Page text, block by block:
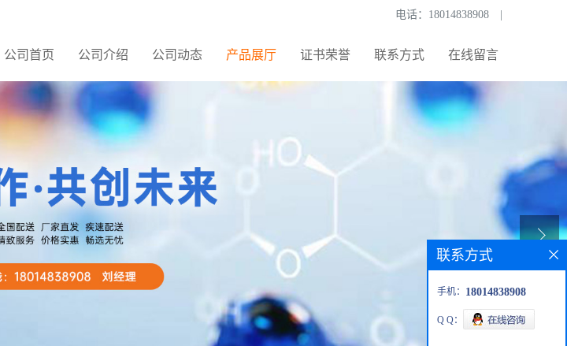
电话： 18014838908
公司首页 公司介绍 公司动态 产品展厅 证书荣誉 联系方式 在线留言
联系方式
手机： 18014838908
Q Q：